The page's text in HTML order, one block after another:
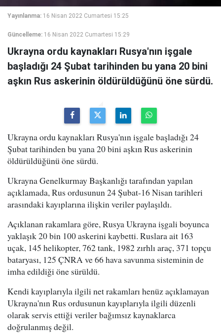
Yayınlanma: 16 Nisan 2022 Cumartesi 15:25
Güncelleme: 16 Nisan 2022 Cumartesi 15:29
Ukrayna ordu kaynakları Rusya'nın işgale
başladığı 24 Şubat tarihinden bu yana 20 bini
aşkın Rus askerinin öldürüldüğünü öne sürdü.
Ukrayna ordu kaynakları Rusya'nın işgale başladığı 24
Şubat tarihinden bu yana 20 bini aşkın Rus askerinin
öldürüldüğünü öne sürdü.
Ukrayna Genelkurmay Başkanlığı tarafından yapılan
açıklamada, Rus ordusunun 24 Şubat-16 Nisan tarihleri
arasındaki kayıplarına ilişkin veriler paylaşıldı.
Açıklanan rakamlara göre, Rusya Ukrayna işgali boyunca
yaklaşık 20 bin 100 askerini kaybetti. Ruslara ait 163
uçak, 145 helikopter, 762 tank, 1982 zırhlı araç, 371 topçu
bataryası, 125 ÇNRA ve 66 hava savunma sisteminin de
imha edildiği öne sürüldü.
Kendi kayıplarıyla ilgili net rakamları henüz açıklamayan
Ukrayna'nın Rus ordusunun kayıplarıyla ilgili düzenli
olarak servis ettiği veriler bağımsız kaynaklarca
doğrulanmış değil.